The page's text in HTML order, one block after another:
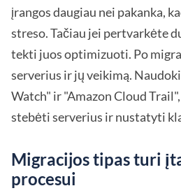
įrangos daugiau nei pakanka,
streso. Tačiau jei pertvarkėte
tekti juos optimizuoti. Po
serverius ir jų veikimą.
Watch" ir "Amazon Cloud
stebėti serverius ir nustatyti
Migracijos tipas turi
procesui